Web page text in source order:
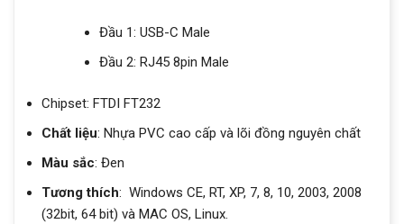
Đầu 1: USB-C Male
Đầu 2: RJ45 8pin Male
Chipset: FTDI FT232
Chất liệu: Nhựa PVC cao cấp và lõi đồng nguyên chất
Màu sắc: Đen
Tương thích: Windows CE, RT, XP, 7, 8, 10, 2003, 2008
(32bit, 64 bit) và MAC OS, Linux.